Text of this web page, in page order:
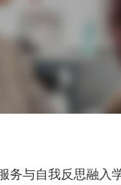
务与自我反思融